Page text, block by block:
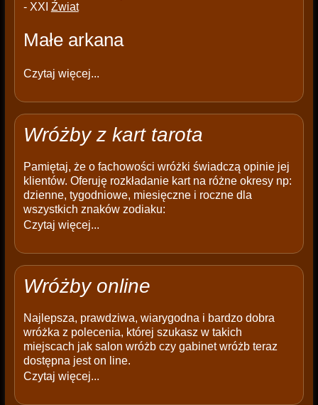
- XXI Źwiat
Małe arkana
Czytaj więcej...
Wróżby z kart tarota
Pamiętaj, że o fachowości wróżki świadczą opinie jej
klientów. Oferuję rozkładanie kart na różne okresy np:
dzienne, tygodniowe, miesięczne i roczne dla
wszystkich znaków zodiaku:
Czytaj więcej...
Wróżby online
Najlepsza, prawdziwa, wiarygodna i bardzo dobra
wróżka z polecenia, której szukasz w takich
miejscach jak salon wróżb czy gabinet wróżb teraz
dostępna jest on line.
Czytaj więcej...